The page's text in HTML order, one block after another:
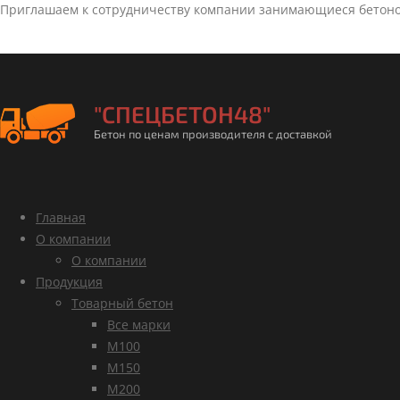
Приглашаем к сотрудничеству компании занимающиеся
"СПЕЦБЕТОН48"
Бетон по ценам производителя с доставкой
Главная
О компании
О компании
Продукция
Товарный бетон
Все марки
М100
М150
М200